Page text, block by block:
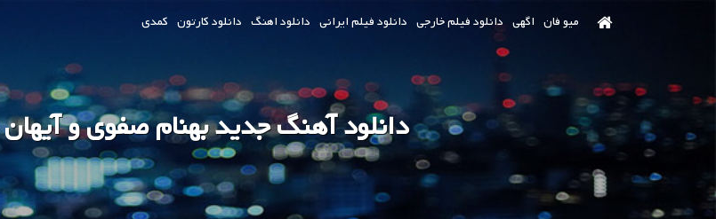
میو فان اگهی دانلود فیلم خارجی دانلود فیلم ایرانی دانلود اهنگ دانلود کارتون کمدی
دانلود آهنگ جدید بهنام صفوی و